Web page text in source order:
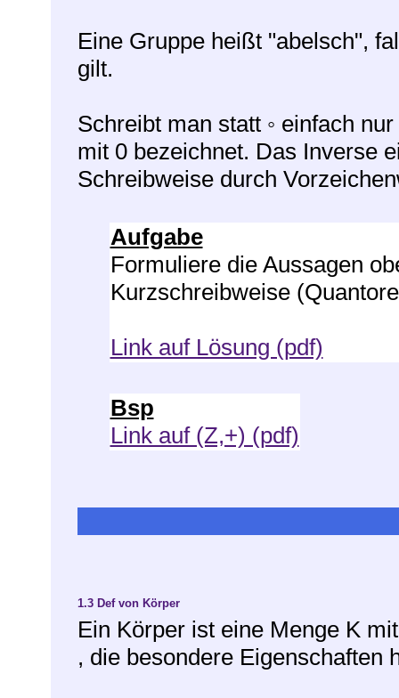
Eine Gruppe heißt "abelsch",
gilt.
Schreibt man statt ◦ einfach
mit 0 bezeichnet. Das Inverse
Schreibweise durch
Aufgabe
Formuliere die Aussagen
Kurzschreibweise
Link auf Lösung (pdf)
Bsp
Link auf (Z,+) (pdf)
1.3 Def von Körper
Ein Körper ist eine Menge K
, die besondere Eigenschaften